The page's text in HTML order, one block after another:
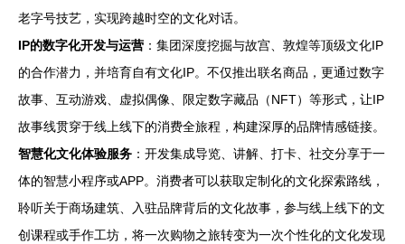
老字号技艺，实现跨越时空的文化对话。
IP的数字化开发与运营 ：集团深度挖掘与故宫、敦煌等顶级文化IP
的合作潜力，并培育自有文化IP。不仅推出联名商品，更通过数字
故事、互动游戏、虚拟偶像、限定数字藏品（NFT）等形式，让IP
故事线贯穿于线上线下的消费全旅程，构建深厚的品牌情感链接。
智慧化文化体验服务 ：开发集成导览、讲解、打卡、社交分享于一
体的智慧小程序或APP。消费者可以获取定制化的文化探索路线，
聆听关于商场建筑、入驻品牌背后的文化故事，参与线上线下的文
创课程或手作工坊，将一次购物之旅转变为一次个性化的文化发现